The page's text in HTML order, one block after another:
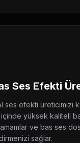
Ses Efekti
ses efekti üreticimizi
yüksek kaliteli
ve bas ses
sağlar.